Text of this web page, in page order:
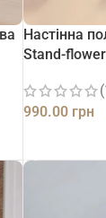
Настінна
Stand-
990.00 грн